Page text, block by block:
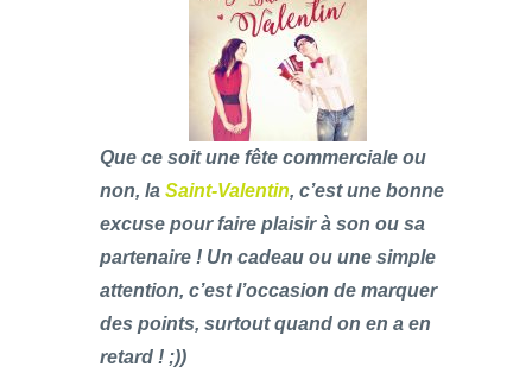
Que ce soit une fête commerciale ou
non, la Saint-Valentin, c’est une bonne
excuse pour faire plaisir à son ou sa
partenaire ! Un cadeau ou une simple
attention, c’est l’occasion de marquer
des points, surtout quand on en a en
retard ! ;))